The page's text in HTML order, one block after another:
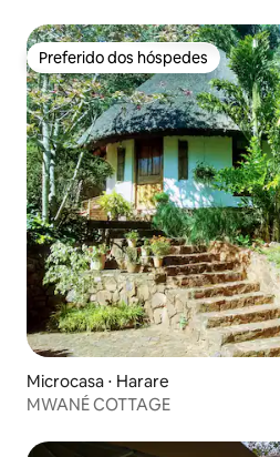
Preferido dos hóspedes
Preferido dos hóspedes
Microcasa ⋅ Harare
MWANÉ COTTAGE